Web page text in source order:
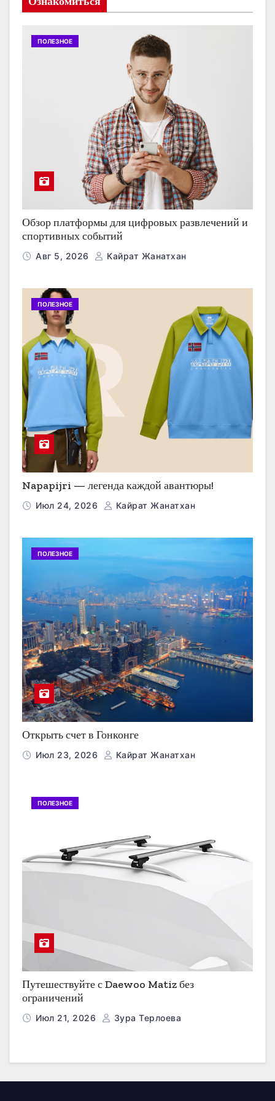
ПОЛЕЗНОЕ
Обзор платформы для цифровых развлечений и
спортивных событий
Авг 5, 2026 Кайрат Жанатхан
ПОЛЕЗНОЕ
Napapijri — легенда каждой авантюры!
Июл 24, 2026 Кайрат Жанатхан
ПОЛЕЗНОЕ
Открыть счет в Гонконге
Июл 23, 2026 Кайрат Жанатхан
ПОЛЕЗНОЕ
Путешествуйте с Daewoo Matiz без
ограничений
Июл 21, 2026 Зура Терлоева